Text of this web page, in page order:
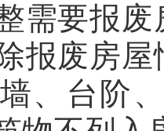
需要报
报废房
、台阶